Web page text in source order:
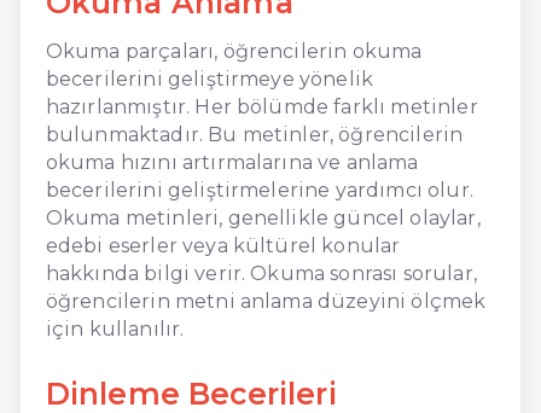
Okuma parçaları, öğrencilerin okuma
becerilerini geliştirmeye yönelik
hazırlanmıştır. Her bölümde farklı metinler
bulunmaktadır. Bu metinler, öğrencilerin
okuma hızını artırmalarına ve anlama
becerilerini geliştirmelerine yardımcı olur.
Okuma metinleri, genellikle güncel olaylar,
edebi eserler veya kültürel konular
hakkında bilgi verir. Okuma sonrası sorular,
öğrencilerin metni anlama düzeyini ölçmek
için kullanılır.
Dinleme Becerileri